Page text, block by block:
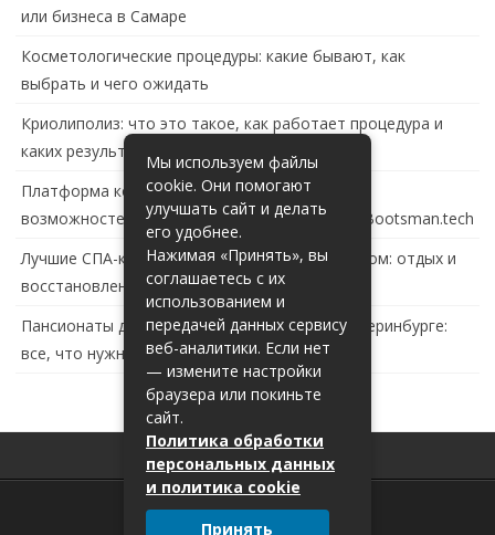
или бизнеса в Самаре
Косметологические процедуры: какие бывают, как
выбрать и чего ожидать
Криолиполиз: что это такое, как работает процедура и
каких результатов ждать
Платформа контейнеризации в России: обзор
возможностей и перспектив развития сайта Bootsman.tech
Лучшие СПА-комплексы в Тольятти с бассейном: отдых и
восстановление за городом
Пансионаты для пожилых с деменцией в Екатеринбурге:
все, что нужно знать
Мы используем файлы
cookie. Они помогают
улучшать сайт и делать
его удобнее.
Нажимая «Принять», вы
соглашаетесь с их
использованием и
передачей данных сервису
веб-аналитики. Если нет
— измените настройки
браузера или покиньте
сайт.
Политика обработки
персональных данных
и политика cookie
Принять